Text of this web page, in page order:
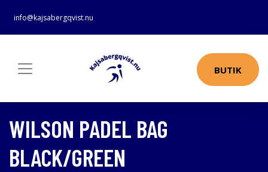
info@kajsabergqvist.nu
BUTIK
WILSON PADEL BAG
BLACK/GREEN